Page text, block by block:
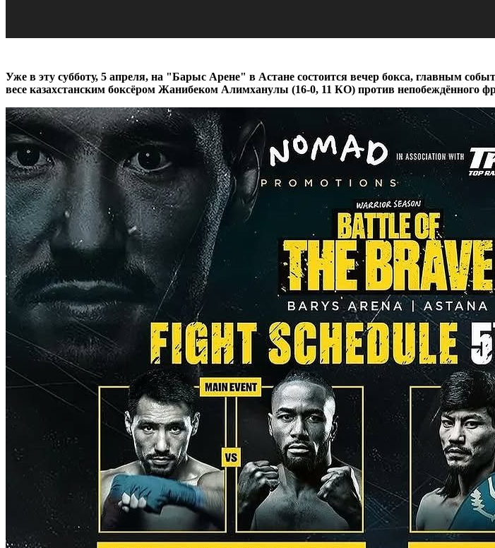
Уже в эту субботу, 5 апреля, на "Барыс Арене" в Астане состоится вечер бокса, главным
весе казахстанским боксёром Жанибеком Алимханулы (16-0, 11 КО) против непобеждённого